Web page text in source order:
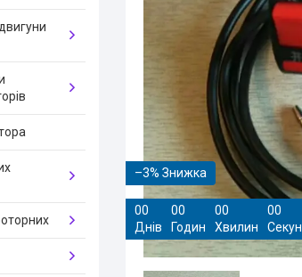
–3%
00
Днів
00
Годин
00
Хвилин
00